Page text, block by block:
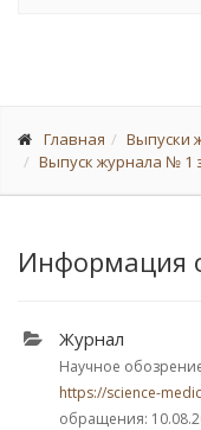
Главная
Выпуски
Выпуск журнала № 1
Информация
Журнал
Научное
https://science-
обращения: